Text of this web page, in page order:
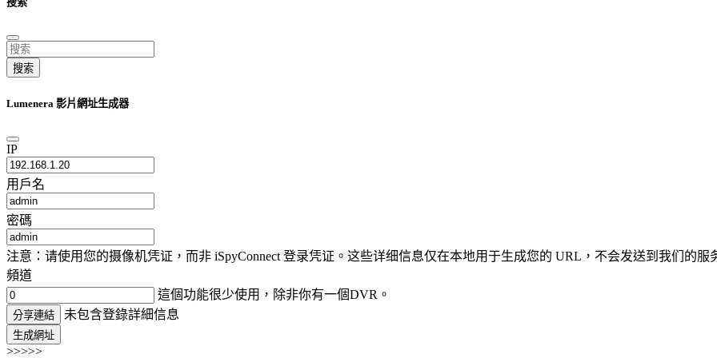
搜索
Lumenera 影片網址生成器
IP
用戶名
密碼
注意：请使用您的摄像机凭证，而非 iSpyConnect 登录凭证。这些详细信息仅在本地用于生成您的 URL，不会发送到我们的服
頻道
這個功能很少使用，除非你有一個DVR。
分享連結 未包含登錄詳細信息
生成網址
>>>>>